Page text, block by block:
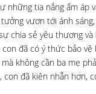
những tia nắng ấm áp
vươn tới ánh
chia sẻ yêu thương và
đã có ý thức bảo vệ
không cần ba mẹ
đã kiên nhẫn hơn,